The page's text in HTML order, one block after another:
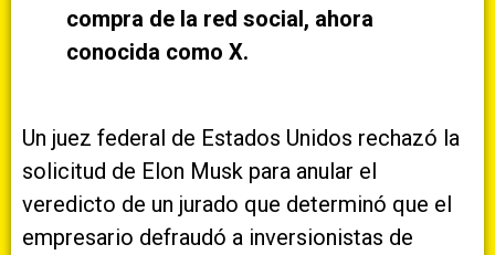
compra de la red social, ahora
conocida como X.
Un juez federal de Estados Unidos rechazó la
solicitud de Elon Musk para anular el
veredicto de un jurado que determinó que el
empresario defraudó a inversionistas de